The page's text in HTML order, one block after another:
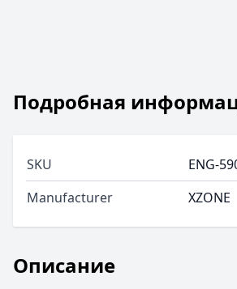
Описание
Подробная
SKU
ENG-
Manufacturer
XZONE